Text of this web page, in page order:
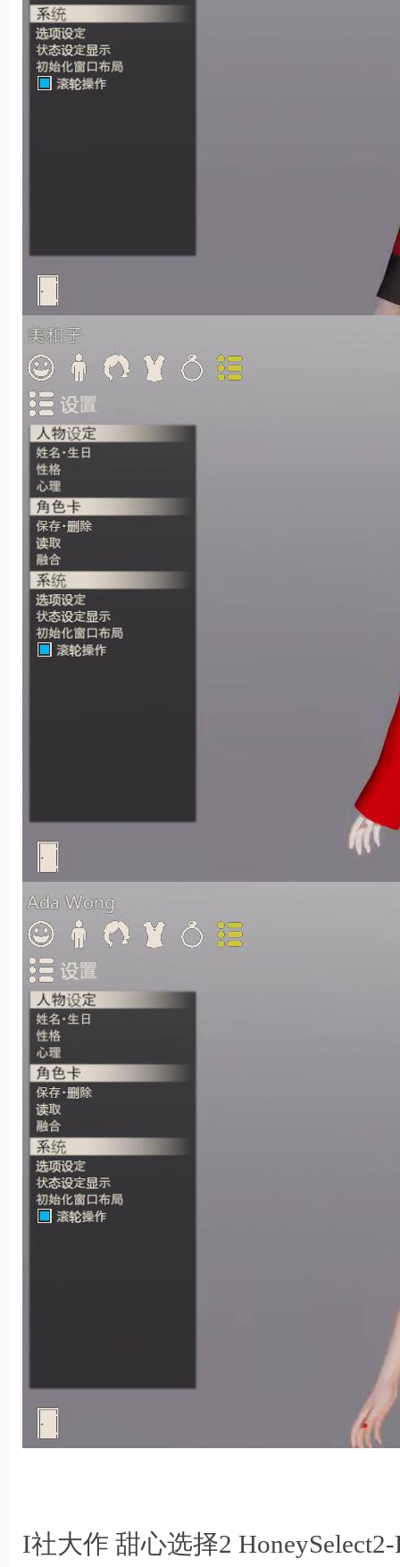
I社大作 甜心选择2